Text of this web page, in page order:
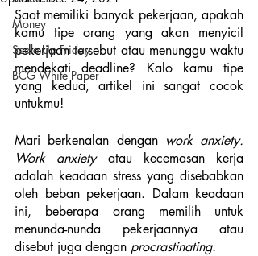
Money
Scale Up Friday
BCG White Paper
Saat memiliki banyak pekerjaan, apakah
kamu tipe orang yang akan menyicil
pekerjaan tersebut atau menunggu waktu
mendekati deadline? Kalo kamu tipe
yang kedua, artikel ini sangat cocok
untukmu!
Mari berkenalan dengan work anxiety.
Work anxiety atau kecemasan kerja
adalah keadaan stress yang disebabkan
oleh beban pekerjaan. Dalam keadaan
ini, beberapa orang memilih untuk
menunda-nunda pekerjaannya atau
disebut juga dengan procrastinating.